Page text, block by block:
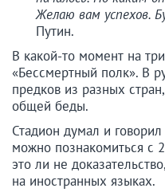
Желаю вам успехов.
Путин.
В какой-то момент на
«Бессмертный полк». В
предков из разных
общей беды.
Стадион думал и
можно познакомиться с
это ли не
на иностранных языках.